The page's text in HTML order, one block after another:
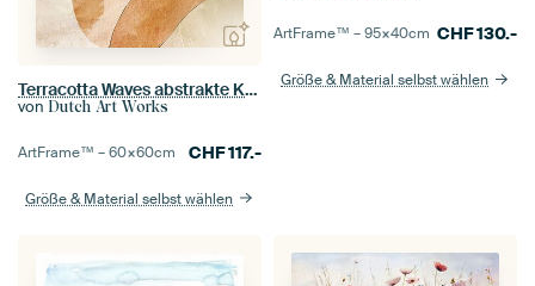
Terracotta Waves abstrakte Kunst in Erdtönen
von Dutch Art Works
ArtFrame™ –60×60cm CHF117.-
Größe & Material selbst wählen
ArtFrame™ –95×40cm CHF130.-
Größe & Material selbst wählen